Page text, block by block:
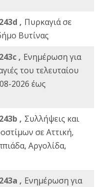
, Πυρκαγιά σε
Βυτίνας
, Ενημέρωση για
του τελευταίου
2026 έως
, Συλλήψεις και
σε Αττική,
Αργολίδα,
, Ενημέρωση για